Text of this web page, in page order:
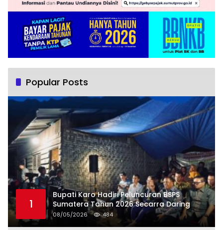
Popular Posts
1
Bupati Karo Hadiri Peluncuran BSPS
Sumatera Tahun 2026 Secarra Daring
08/05/2026 484